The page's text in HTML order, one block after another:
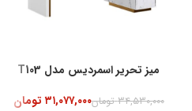
میز تحریر اسمردیس مدل T103
۳۴,۵۳۰,۰۰۰ تومان۳۱,۰۷۷,۰۰۰ تومان